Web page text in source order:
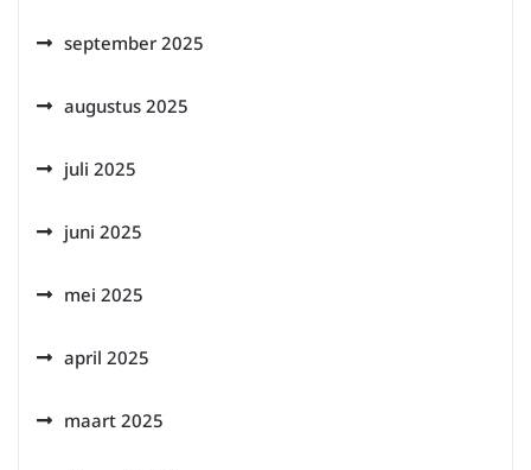
september 2025
augustus 2025
juli 2025
juni 2025
mei 2025
april 2025
maart 2025